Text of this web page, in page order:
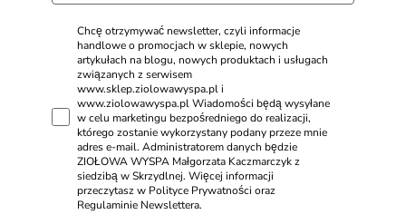
Chcę otrzymywać newsletter, czyli informacje
handlowe o promocjach w sklepie, nowych
artykułach na blogu, nowych produktach i usługach
związanych z serwisem
www.sklep.ziolowawyspa.pl i
www.ziolowawyspa.pl Wiadomości będą wysyłane
w celu marketingu bezpośredniego do realizacji,
którego zostanie wykorzystany podany przeze mnie
adres e-mail. Administratorem danych będzie
ZIOŁOWA WYSPA Małgorzata Kaczmarczyk z
siedzibą w Skrzydlnej. Więcej informacji
przeczytasz w Polityce Prywatności oraz
Regulaminie Newslettera.